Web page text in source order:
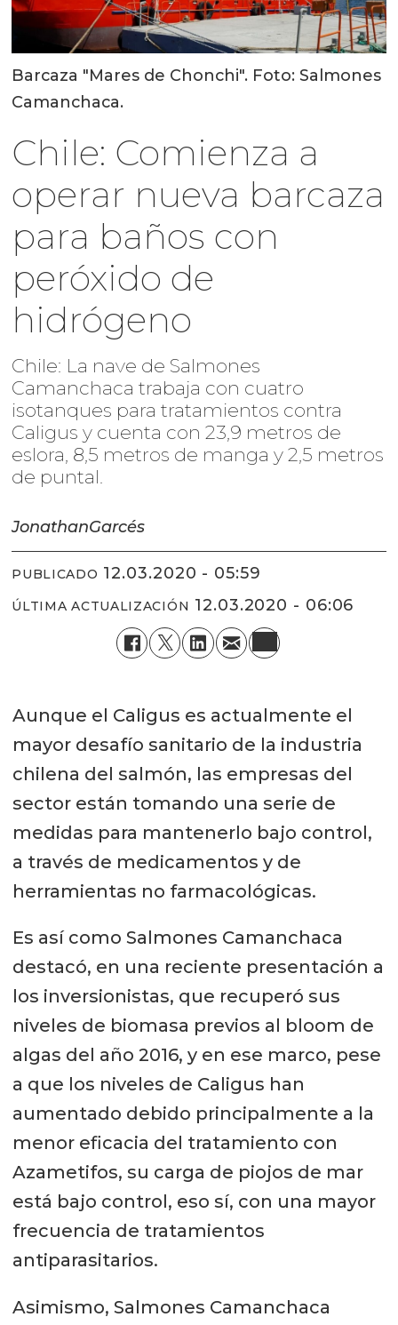
Barcaza "Mares de Chonchi". Foto: Salmones
Camanchaca.
Chile: Comienza a
operar nueva barcaza
para baños con
peróxido de
hidrógeno
Chile: La nave de Salmones
Camanchaca trabaja con cuatro
isotanques para tratamientos contra
Caligus y cuenta con 23,9 metros de
eslora, 8,5 metros de manga y 2,5 metros
de puntal.
JonathanGarcés
PUBLICADO 12.03.2020 - 05:59
ÚLTIMA ACTUALIZACIÓN 12.03.2020 - 06:06
Aunque el Caligus es actualmente el
mayor desafío sanitario de la industria
chilena del salmón, las empresas del
sector están tomando una serie de
medidas para mantenerlo bajo control,
a través de medicamentos y de
herramientas no farmacológicas.
Es así como Salmones Camanchaca
destacó, en una reciente presentación a
los inversionistas, que recuperó sus
niveles de biomasa previos al bloom de
algas del año 2016, y en ese marco, pese
a que los niveles de Caligus han
aumentado debido principalmente a la
menor eficacia del tratamiento con
Azametifos, su carga de piojos de mar
está bajo control, eso sí, con una mayor
frecuencia de tratamientos
antiparasitarios.
Asimismo, Salmones Camanchaca